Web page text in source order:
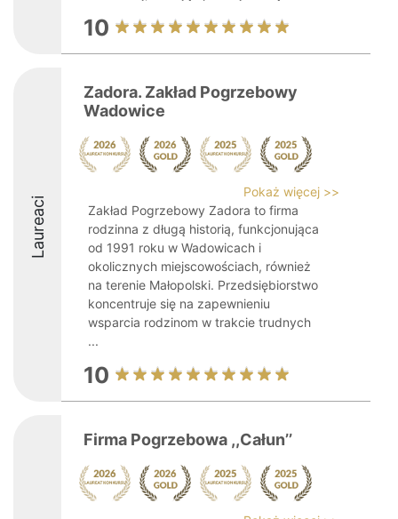
10
Laureaci
Zadora. Zakład Pogrzebowy
Wadowice
Pokaż więcej >>
Zakład Pogrzebowy Zadora to firma
rodzinna z długą historią, funkcjonująca
od 1991 roku w Wadowicach i
okolicznych miejscowościach, również
na terenie Małopolski. Przedsiębiorstwo
koncentruje się na zapewnieniu
wsparcia rodzinom w trakcie trudnych
...
10
Firma Pogrzebowa ,,Całun’’